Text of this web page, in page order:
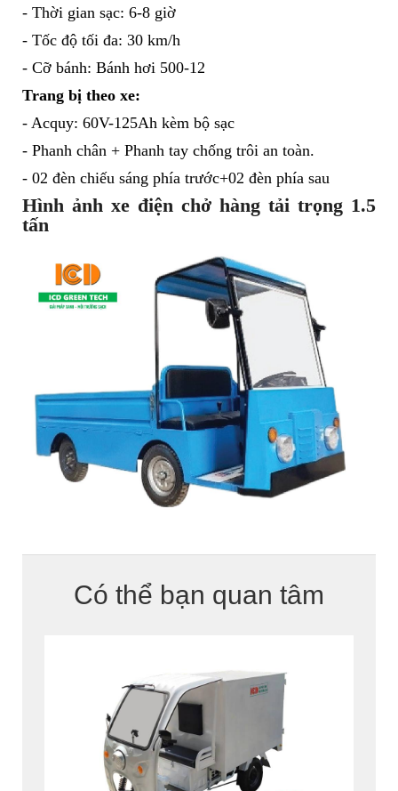
- Thời gian sạc: 6-8 giờ
- Tốc độ tối đa: 30 km/h
- Cỡ bánh: Bánh hơi 500-12
Trang bị theo xe:
- Acquy: 60V-125Ah kèm bộ sạc
- Phanh chân + Phanh tay chống trôi an toàn.
- 02 đèn chiếu sáng phía trước+02 đèn phía sau
Hình ảnh xe điện chở hàng tải trọng 1.5
tấn
Có thể bạn quan tâm